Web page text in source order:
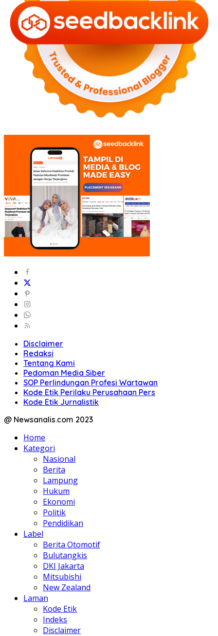
Disclaimer
Redaksi
Tentang Kami
Pedoman Media Siber
SOP Perlindungan Profesi Wartawan
Kode Etik Perilaku Perusahaan Pers
Kode Etik Jurnalistik
@ Newsanalis.com 2023
Home
Kategori
Nasional
Berita
Lampung
Hukum
Ekonomi
Politik
Pendidikan
Label
Berita Otomotif
Bulutangkis
DKI Jakarta
Mitsubishi
New Zealand
Laman
Kode Etik
Indeks
Disclaimer